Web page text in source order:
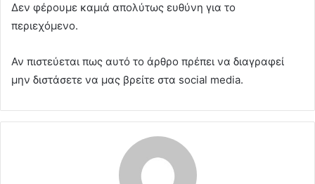
Δεν φέρουμε καμιά απολύτως ευθύνη για το
περιεχόμενο.
Αν πιστεύεται πως αυτό το άρθρο πρέπει να διαγραφεί
μην διστάσετε να μας βρείτε στα social media.